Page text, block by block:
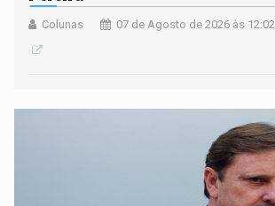
Colunas 07 de Agosto de 2026 às 12:02